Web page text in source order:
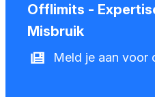
Offlimits -
Misbruik
Meld je aan voor